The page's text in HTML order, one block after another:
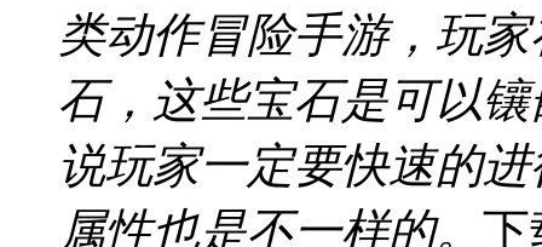
类动作冒险手游，玩
石，这些宝石是可以
说玩家一定要快速的
属性也是不一样的。 下